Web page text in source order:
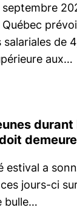
Québec
de
aux…
durant
estival a
jours-ci
bulle…